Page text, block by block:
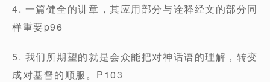
4. 一篇健全的讲章，其应用部分与诠释经文的部分同
样重要p96
5. 我们所期望的就是会众能把对神话语的理解，转变
成对基督的顺服。P103